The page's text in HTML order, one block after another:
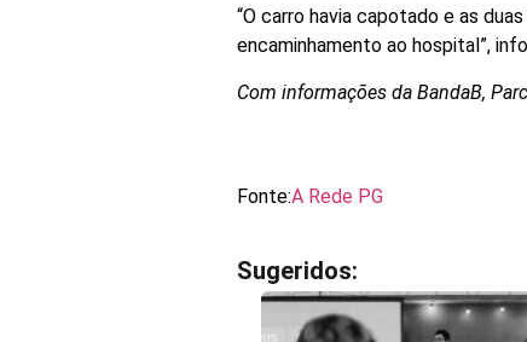
“O carro havia capotado e as
encaminhamento ao hospital”,
Com informações da BandaB,
Fonte:A Rede PG
Sugeridos: